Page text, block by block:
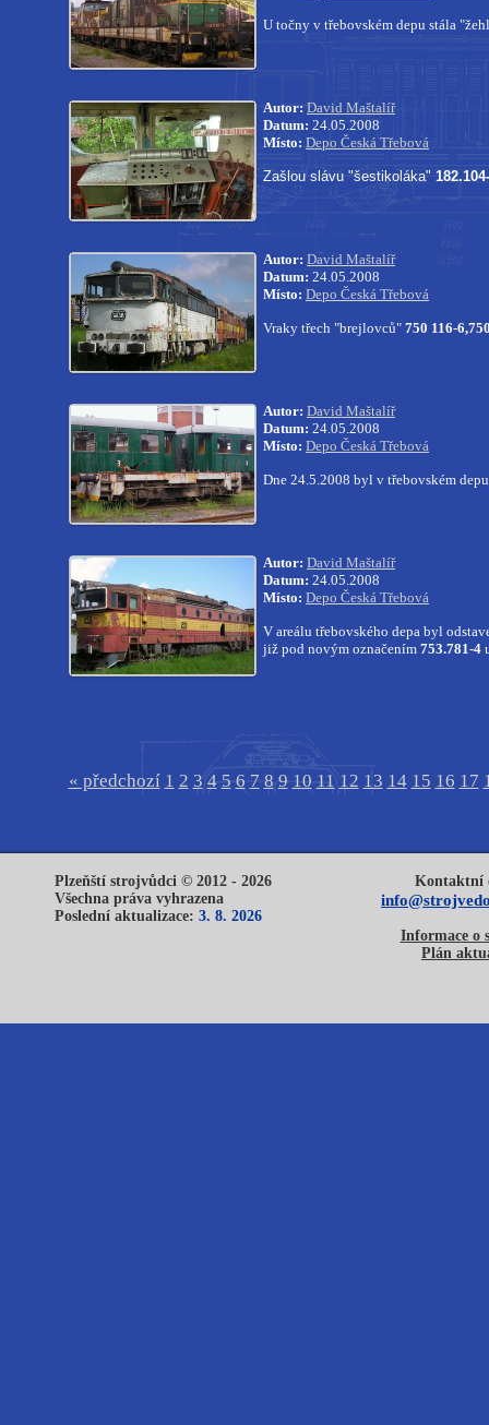
U točny v třebovském depu stála
Autor: David Maštalíř
Datum: 24.05.2008
Místo: Depo Česká Třebová
Zašlou slávu "šestikoláka"
Autor: David Maštalíř
Datum: 24.05.2008
Místo: Depo Česká Třebová
Vraky třech "brejlovců" 750 116-6,
Autor: David Maštalíř
Datum: 24.05.2008
Místo: Depo Česká Třebová
Dne 24.5.2008 byl v třebovském
Autor: David Maštalíř
Datum: 24.05.2008
Místo: Depo Česká Třebová
V areálu třebovského depa byl
již pod novým označením 753.781-4
« předchozí 1 2 3 4 5 6 7 8 9 10 11 12 13 14 15 16 17
Plzeňští strojvůdci © 2012 - 2026
Všechna práva vyhrazena
Poslední aktualizace: 3. 8. 2026
Kontaktní
Informace o
Plán